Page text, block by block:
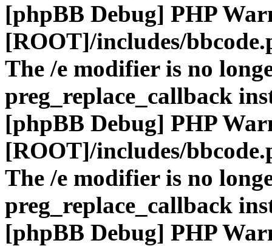
[phpBB Debug] PHP
[ROOT]/includes/
The /e modifier is no
preg_replace_callback
[phpBB Debug] PHP
[ROOT]/includes/
The /e modifier is no
preg_replace_callback
[phpBB Debug] PHP